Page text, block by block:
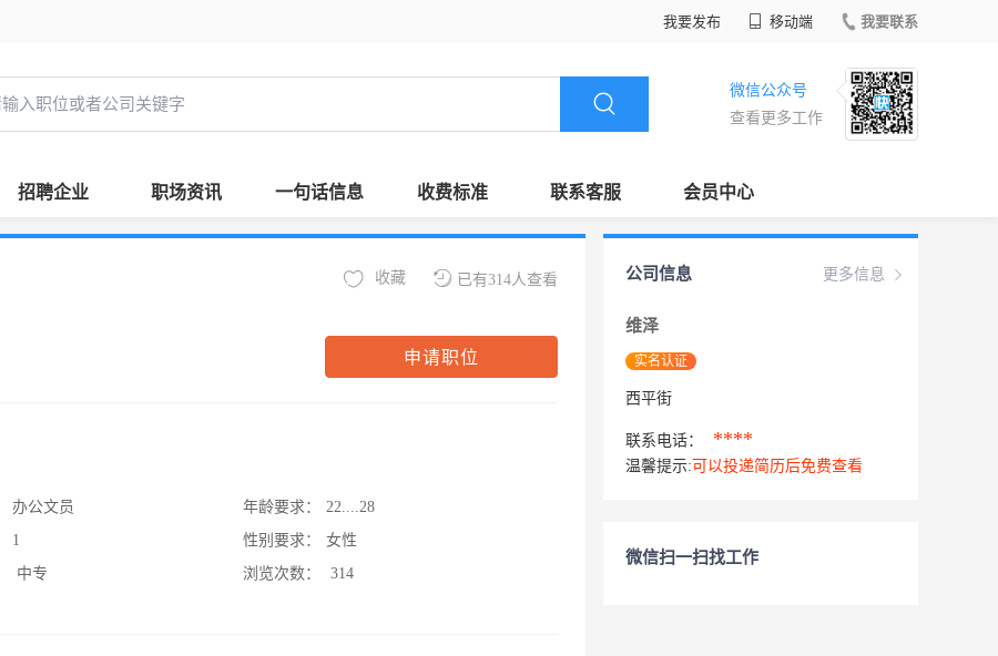
我要发布 移动端 我要联系
微信公众号
查看更多工作
招聘企业 职场资讯 一句话信息 收费标准 联系客服 会员中心
已有314人查看
收藏
申请职位
办公文员
1
中专
年龄要求：
22....28
性别要求：
女性
浏览次数：
314
更多信息
公司信息
维泽
实名认证
西平街
联系电话： ****
温馨提示: 可以投递简历后免费查看
微信扫一扫找工作